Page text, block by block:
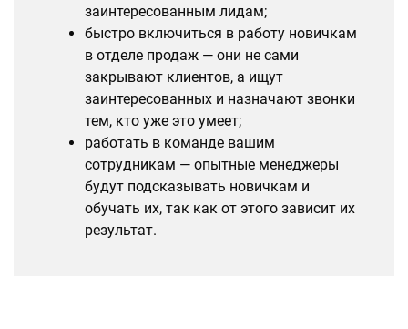
заинтересованным лидам;
быстро включиться в работу новичкам
в отделе продаж — они не сами
закрывают клиентов, а ищут
заинтересованных и назначают звонки
тем, кто уже это умеет;
работать в команде вашим
сотрудникам — опытные менеджеры
будут подсказывать новичкам и
обучать их, так как от этого зависит их
результат.